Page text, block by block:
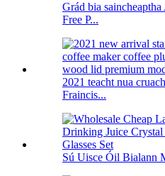
Grád bia
Free P...
2021 teacht nua
Fraincis...
Sú Uisce Óil Bialann